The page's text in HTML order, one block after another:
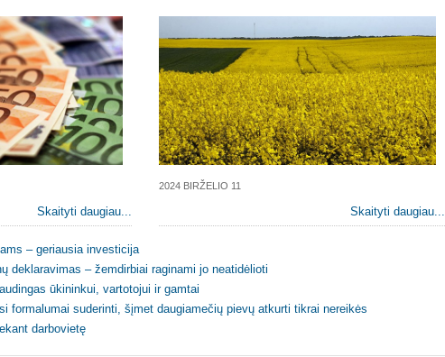
Skaityti daugiau...
2024 BIRŽELIO 11
Skaityti daugiau...
– geriausia investicija
deklaravimas – žemdirbiai raginami jo neatidėlioti
ūkininkui, vartotojui ir gamtai
formalumai suderinti, šįmet daugiamečių pievų atkurti tikrai nereikės
darbovietę